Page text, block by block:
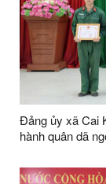
Đảng ủy xã Cai
hành quân dã